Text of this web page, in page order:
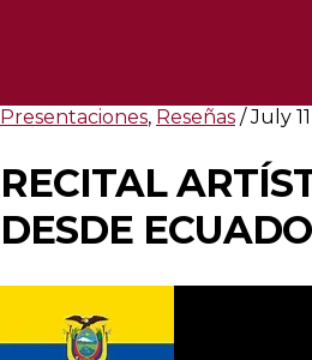
Presentaciones, Reseñas / July
RECITAL
DESDE